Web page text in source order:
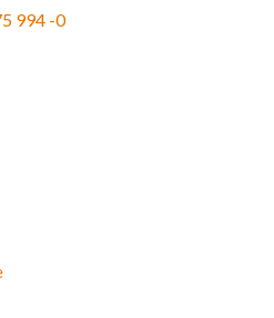
994 -0